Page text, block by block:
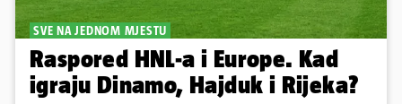
SVE NA JEDNOM MJESTU
Raspored HNL-a i Europe. Kad
igraju Dinamo, Hajduk i Rijeka?